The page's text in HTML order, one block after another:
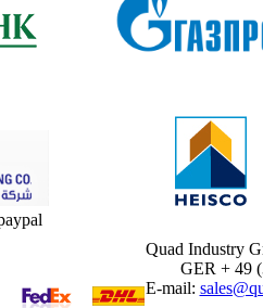
Quad Industry
GER + 49
E-mail: